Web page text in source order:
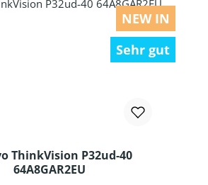
NEW IN
Sehr gut
ThinkVision P32ud-40
64A8GAR2EU